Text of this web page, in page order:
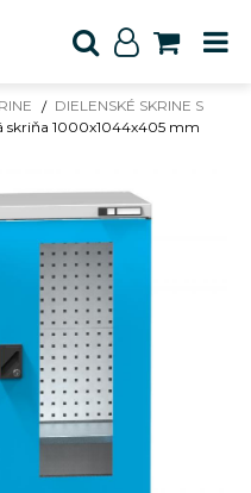
DIELENSKÉ SKRINE S
skriňa 1000x1044x405 mm